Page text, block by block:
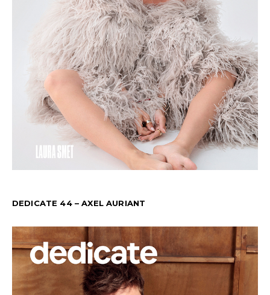
DEDICATE 44 – AXEL AURIANT